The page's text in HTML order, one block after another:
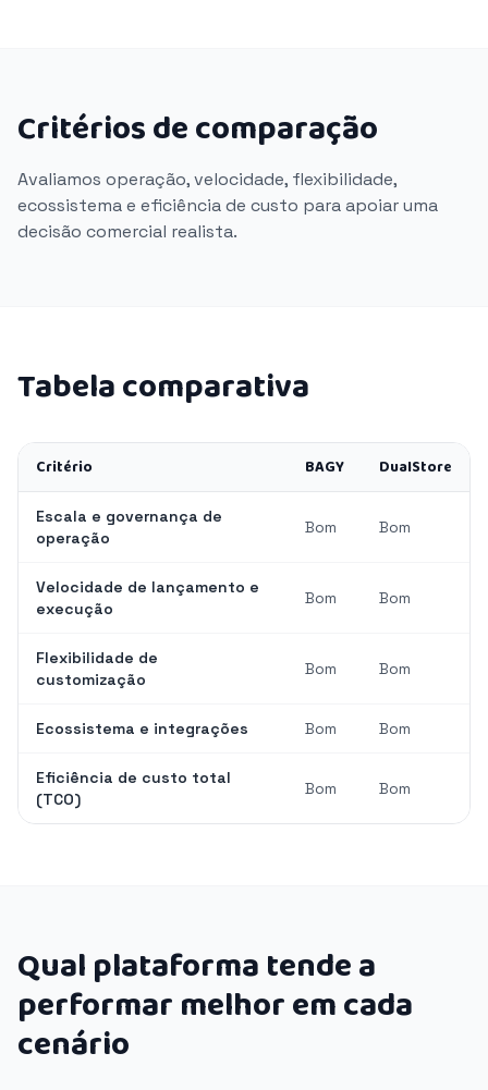
Critérios de comparação
Avaliamos operação, velocidade, flexibilidade,
ecossistema e eficiência de custo para apoiar uma
decisão comercial realista.
Tabela comparativa
Critério BAGY DualStore
Escala e governança de
operação
Bom Bom
Velocidade de lançamento e
execução
Bom Bom
Flexibilidade de
customização
Bom Bom
Ecossistema e integrações Bom Bom
Eficiência de custo total
(TCO)
Bom Bom
Qual plataforma tende a
performar melhor em cada
cenário